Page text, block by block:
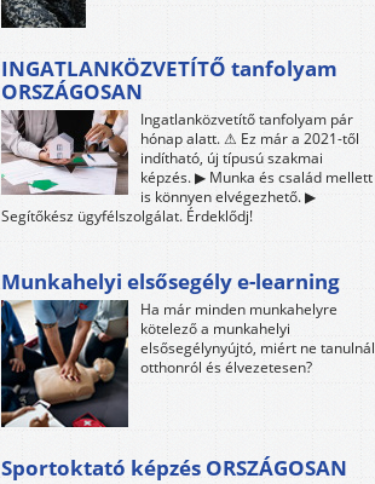
INGATLANKÖZVETÍTŐ tanfolyam
ORSZÁGOSAN
Ingatlanközvetítő tanfolyam pár
hónap alatt. ⚠ Ez már a 2021-től
indítható, új típusú szakmai
képzés. ▶ Munka és család mellett
is könnyen elvégezhető. ▶
Segítőkész ügyfélszolgálat. Érdeklődj!
Munkahelyi elsősegély e-learning
Ha már minden munkahelyre
kötelező a munkahelyi
elsősegélynyújtó, miért ne tanulnál
otthonról és élvezetesen?
Sportoktató képzés ORSZÁGOSAN